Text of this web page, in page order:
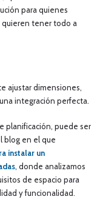
para quienes
tener todo a
ajustar dimensiones,
integración perfecta.
planificación, puede ser
blog en el que
instalar un
, donde analizamos
de espacio para
y funcionalidad.